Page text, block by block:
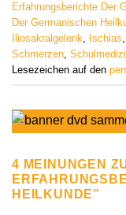
Erfahrungsberichte Der
Der Germanischen
Iliosakralgelenk, Ischias,
Schmerzen,
Lesezeichen auf den
4 MEINUNGEN
HEILKUNDE”